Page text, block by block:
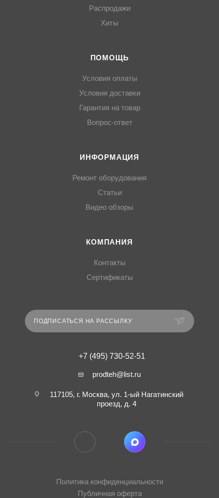
Распродажи
Хиты
ПОМОЩЬ
Условия оплаты
Условия доставки
Гарантия на товар
Вопрос-ответ
ИНФОРМАЦИЯ
Ремонт оборудования
Статьи
Видео обзоры
КОМПАНИЯ
Контакты
Сертификаты
ПОДПИСАТЬСЯ НА РАССЫЛКУ
+7 (495) 730-52-51
prodteh@list.ru
117105, г. Москва, ул. 1-ый Нагатинский
проезд, д. 4
Политика конфиденциальности
Публичная оферта